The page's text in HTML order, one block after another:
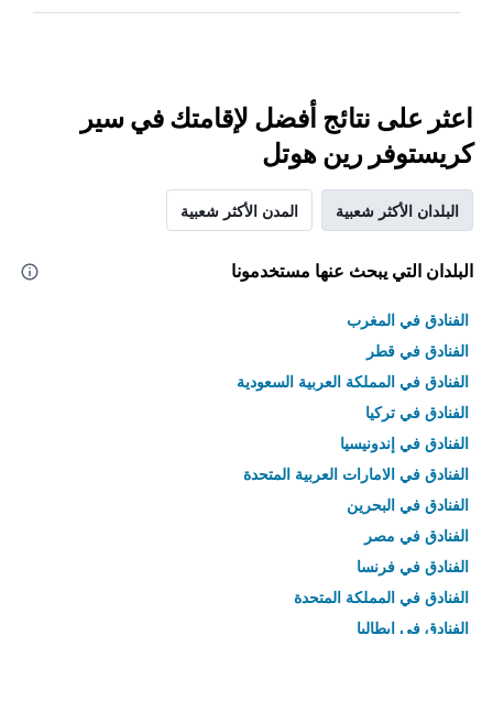
اعثر على نتائج أفضل لإقامتك في سير
كريستوفر رين هوتل
البلدان الأكثر شعبية المدن الأكثر شعبية
البلدان التي يبحث عنها مستخدمونا
الفنادق في المغرب
الفنادق في قطر
الفنادق في المملكة العربية السعودية
الفنادق في تركيا
الفنادق في إندونيسيا
الفنادق في الامارات العربية المتحدة
الفنادق في البحرين
الفنادق في مصر
الفنادق في فرنسا
الفنادق في المملكة المتحدة
الفنادق في إيطاليا